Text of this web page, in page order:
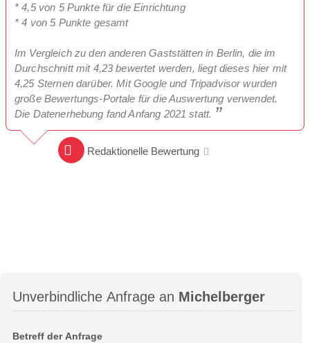
* 4,5 von 5 Punkte für die Einrichtung
* 4 von 5 Punkte gesamt
Im Vergleich zu den anderen Gaststätten in Berlin, die im
Durchschnitt mit 4,23 bewertet werden, liegt dieses hier mit
4,25 Sternen darüber. Mit Google und Tripadvisor wurden
große Bewertungs-Portale für die Auswertung verwendet.
Die Datenerhebung fand Anfang 2021 statt.
Redaktionelle Bewertung
Unverbindliche Anfrage an Michelberger
Betreff der Anfrage